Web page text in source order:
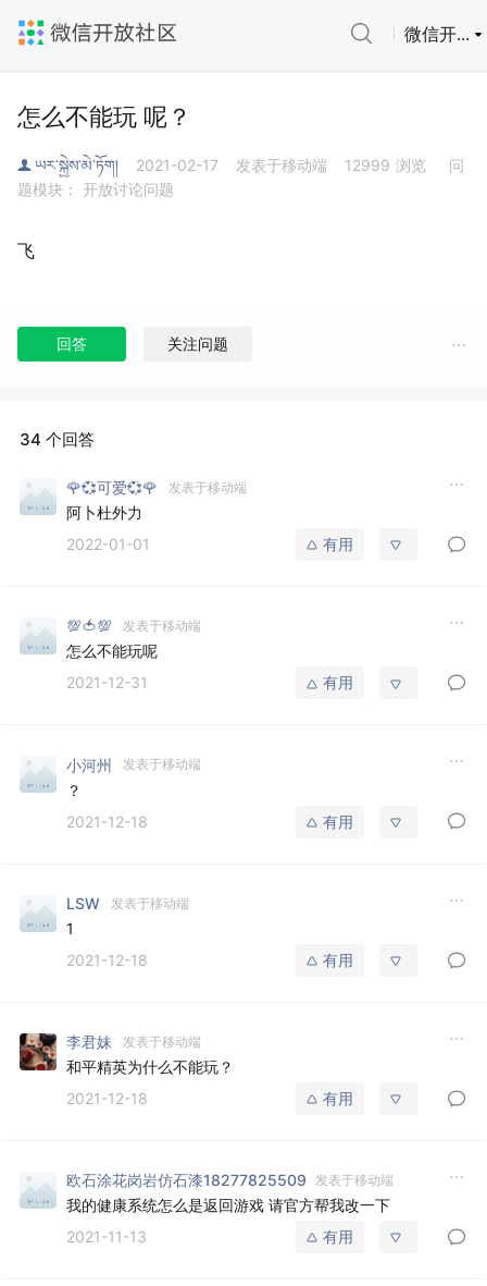
微信开...
怎么不能玩 呢？
ཡར་སྐྱེས་མེ་ཏོག། 2021-02-17 发表于移动端 12999 浏览
问
题模块： 开放讨论问题
飞
回答 关注问题
34 个回答
🌹💞可爱💞🌹 发表于移动端
阿卜杜外力
2022-01-01
有用
💯🍅💯 发表于移动端
怎么不能玩呢
2021-12-31
有用
小河州 发表于移动端
？
2021-12-18
有用
LSW 发表于移动端
1
2021-12-18
有用
李君妹 发表于移动端
和平精英为什么不能玩？
2021-12-18
有用
欧石涂花岗岩仿石漆18277825509 发表于移动端
我的健康系统怎么是返回游戏 请官方帮我改一下
2021-11-13
有用